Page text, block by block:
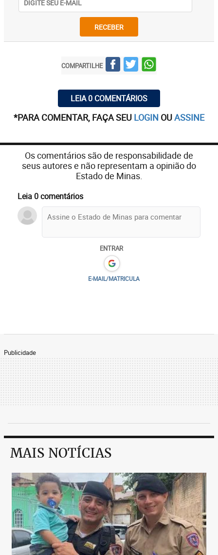
RECEBER
COMPARTILHE
LEIA 0 COMENTÁRIOS
*PARA COMENTAR, FAÇA SEU LOGIN OUASSINE
Os comentários são de responsabilidade de
seus autores e não representam a opinião do
Estado de Minas.
Leia 0 comentários
ENTRAR
E-MAIL/MATRICULA
Publicidade
MAIS NOTÍCIAS